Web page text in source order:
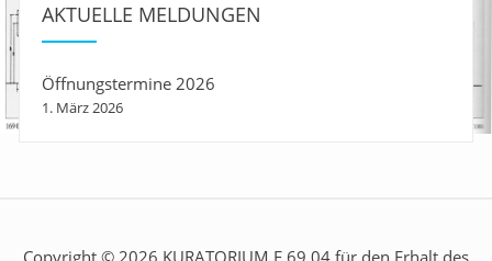
AKTUELLE MELDUNGEN
Öffnungstermine 2026
1. März 2026